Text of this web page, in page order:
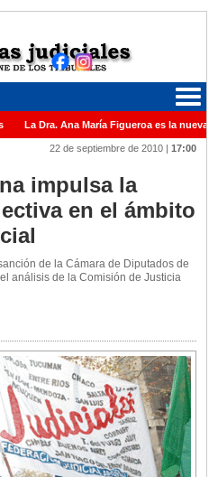
La Dra. Ana María Figueroa es la nueva
Raul Zaffaroni en reconocimiento por su
Suprema de Justicia de la Nación
22 de septiembre de 2010 | 17:00
impulsa la
en el ámbito
de la Cámara de Diputados de
análisis de la Comisión de Justicia